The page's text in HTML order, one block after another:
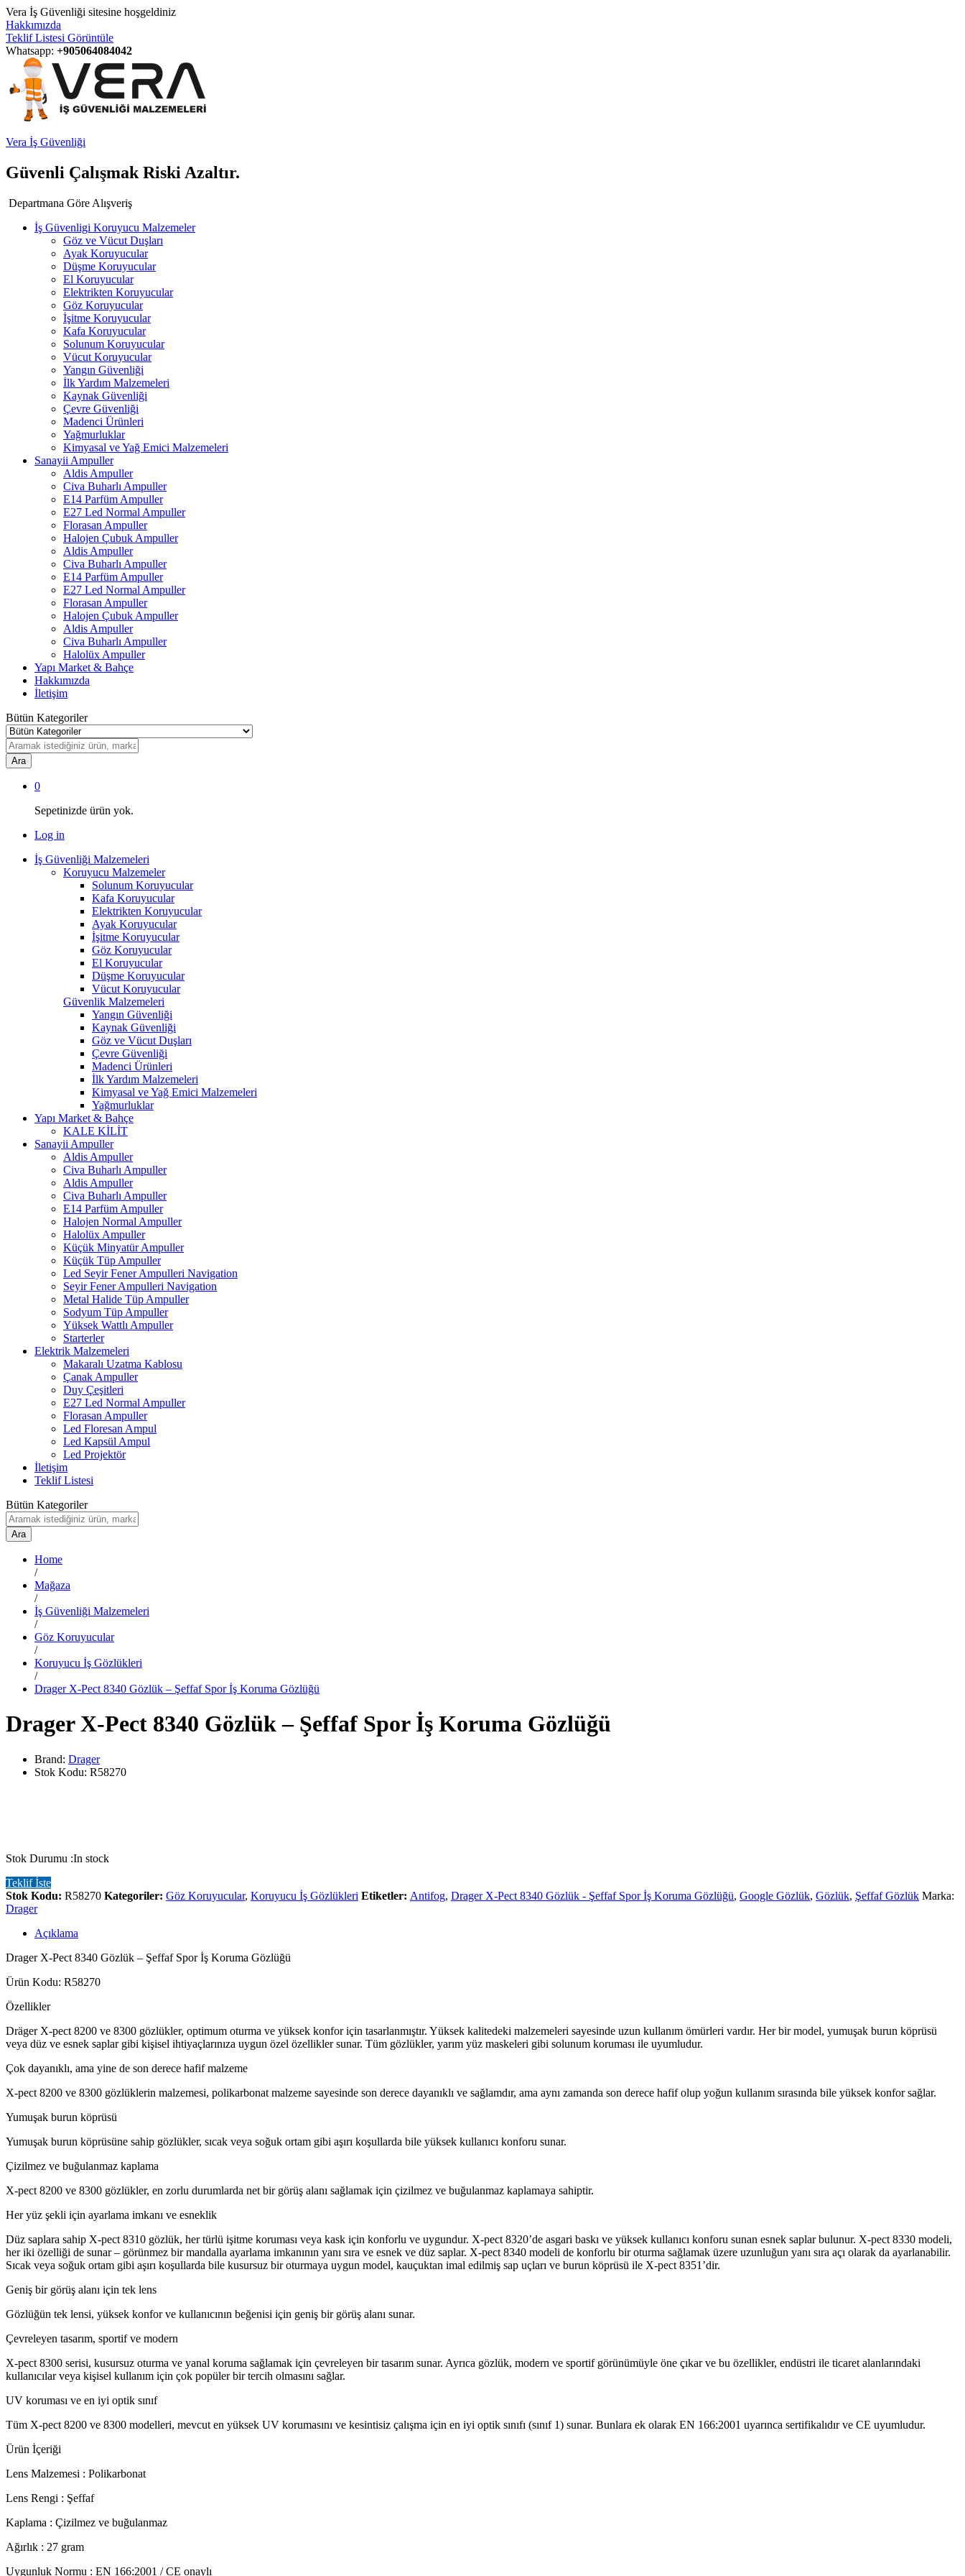
Vera İş Güvenliği sitesine hoşgeldiniz
Hakkımızda
Teklif Listesi Görüntüle
Whatsapp: +905064084042
Vera İş Güvenliği
Güvenli Çalışmak Riski Azaltır.
Departmana Göre Alışveriş
İş Güvenligi Koruyucu Malzemeler
Göz ve Vücut Duşları
Ayak Koruyucular
Düşme Koruyucular
El Koruyucular
Elektrikten Koruyucular
Göz Koruyucular
İşitme Koruyucular
Kafa Koruyucular
Solunum Koruyucular
Vücut Koruyucular
Yangın Güvenliği
İlk Yardım Malzemeleri
Kaynak Güvenliği
Çevre Güvenliği
Madenci Ürünleri
Yağmurluklar
Kimyasal ve Yağ Emici Malzemeleri
Sanayii Ampuller
Aldis Ampuller
Civa Buharlı Ampuller
E14 Parfüm Ampuller
E27 Led Normal Ampuller
Florasan Ampuller
Halojen Çubuk Ampuller
Aldis Ampuller
Civa Buharlı Ampuller
E14 Parfüm Ampuller
E27 Led Normal Ampuller
Florasan Ampuller
Halojen Çubuk Ampuller
Aldis Ampuller
Civa Buharlı Ampuller
Halolüx Ampuller
Yapı Market & Bahçe
Hakkımızda
İletişim
Bütün Kategoriler
Ara
0
Sepetinizde ürün yok.
Log in
İş Güvenliği Malzemeleri
Koruyucu Malzemeler
Solunum Koruyucular
Kafa Koruyucular
Elektrikten Koruyucular
Ayak Koruyucular
İşitme Koruyucular
Göz Koruyucular
El Koruyucular
Düşme Koruyucular
Vücut Koruyucular
Güvenlik Malzemeleri
Yangın Güvenliği
Kaynak Güvenliği
Göz ve Vücut Duşları
Çevre Güvenliği
Madenci Ürünleri
İlk Yardım Malzemeleri
Kimyasal ve Yağ Emici Malzemeleri
Yağmurluklar
Yapı Market & Bahçe
KALE KİLİT
Sanayii Ampuller
Aldis Ampuller
Civa Buharlı Ampuller
Aldis Ampuller
Civa Buharlı Ampuller
E14 Parfüm Ampuller
Halojen Normal Ampuller
Halolüx Ampuller
Küçük Minyatür Ampuller
Küçük Tüp Ampuller
Led Seyir Fener Ampulleri Navigation
Seyir Fener Ampulleri Navigation
Metal Halide Tüp Ampuller
Sodyum Tüp Ampuller
Yüksek Wattlı Ampuller
Starterler
Elektrik Malzemeleri
Makaralı Uzatma Kablosu
Çanak Ampuller
Duy Çeşitleri
E27 Led Normal Ampuller
Florasan Ampuller
Led Floresan Ampul
Led Kapsül Ampul
Led Projektör
İletişim
Teklif Listesi
Bütün Kategoriler
Ara
Home
/
Mağaza
/
İş Güvenliği Malzemeleri
/
Göz Koruyucular
/
Koruyucu İş Gözlükleri
/
Drager X-Pect 8340 Gözlük – Şeffaf Spor İş Koruma Gözlüğü
Drager X-Pect 8340 Gözlük – Şeffaf Spor İş Koruma Gözlüğü
Brand: Drager
Stok Kodu: R58270
Stok Durumu :In stock
Teklif İste
Stok Kodu: R58270 Kategoriler: Göz Koruyucular, Koruyucu İş Gözlükleri Etiketler: Antifog, Drager X-Pect 8340 Gözlük - Şeffaf Spor İş Koruma Gözlüğü, Google Gözlük, Gözlük, Şeffaf Gözlük Marka:
Drager
Açıklama
Drager X-Pect 8340 Gözlük – Şeffaf Spor İş Koruma Gözlüğü
Ürün Kodu: R58270
Özellikler
Dräger X-pect 8200 ve 8300 gözlükler, optimum oturma ve yüksek konfor için tasarlanmıştır. Yüksek kalitedeki malzemeleri sayesinde uzun kullanım ömürleri vardır. Her bir model, yumuşak burun köprüsü
veya düz ve esnek saplar gibi kişisel ihtiyaçlarınıza uygun özel özellikler sunar. Tüm gözlükler, yarım yüz maskeleri gibi solunum koruması ile uyumludur.
Çok dayanıklı, ama yine de son derece hafif malzeme
X-pect 8200 ve 8300 gözlüklerin malzemesi, polikarbonat malzeme sayesinde son derece dayanıklı ve sağlamdır, ama aynı zamanda son derece hafif olup yoğun kullanım sırasında bile yüksek konfor sağlar.
Yumuşak burun köprüsü
Yumuşak burun köprüsüne sahip gözlükler, sıcak veya soğuk ortam gibi aşırı koşullarda bile yüksek kullanıcı konforu sunar.
Çizilmez ve buğulanmaz kaplama
X-pect 8200 ve 8300 gözlükler, en zorlu durumlarda net bir görüş alanı sağlamak için çizilmez ve buğulanmaz kaplamaya sahiptir.
Her yüz şekli için ayarlama imkanı ve esneklik
Düz saplara sahip X-pect 8310 gözlük, her türlü işitme koruması veya kask için konforlu ve uygundur. X-pect 8320’de asgari baskı ve yüksek kullanıcı konforu sunan esnek saplar bulunur. X-pect 8330 modeli,
her iki özelliği de sunar – görünmez bir mandalla ayarlama imkanının yanı sıra ve esnek ve düz saplar. X-pect 8340 modeli de konforlu bir oturma sağlamak üzere uzunluğun yanı sıra açı olarak da ayarlanabilir.
Sıcak veya soğuk ortam gibi aşırı koşullarda bile kusursuz bir oturmaya uygun model, kauçuktan imal edilmiş sap uçları ve burun köprüsü ile X-pect 8351’dir.
Geniş bir görüş alanı için tek lens
Gözlüğün tek lensi, yüksek konfor ve kullanıcının beğenisi için geniş bir görüş alanı sunar.
Çevreleyen tasarım, sportif ve modern
X-pect 8300 serisi, kusursuz oturma ve yanal koruma sağlamak için çevreleyen bir tasarım sunar. Ayrıca gözlük, modern ve sportif görünümüyle öne çıkar ve bu özellikler, endüstri ile ticaret alanlarındaki
kullanıcılar veya kişisel kullanım için çok popüler bir tercih olmasını sağlar.
UV koruması ve en iyi optik sınıf
Tüm X-pect 8200 ve 8300 modelleri, mevcut en yüksek UV korumasını ve kesintisiz çalışma için en iyi optik sınıfı (sınıf 1) sunar. Bunlara ek olarak EN 166:2001 uyarınca sertifikalıdır ve CE uyumludur.
Ürün İçeriği
Lens Malzemesi : Polikarbonat
Lens Rengi : Şeffaf
Kaplama : Çizilmez ve buğulanmaz
Ağırlık : 27 gram
Uygunluk Normu : EN 166:2001 / CE onaylı